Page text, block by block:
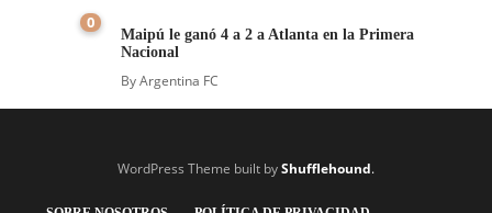
0
Maipú le ganó 4 a 2 a Atlanta en la Primera
Nacional
ByArgentina FC
WordPress Theme built byShufflehound.